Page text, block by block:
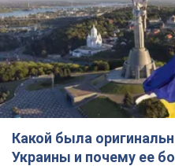
Какой была
Украины и почему ее